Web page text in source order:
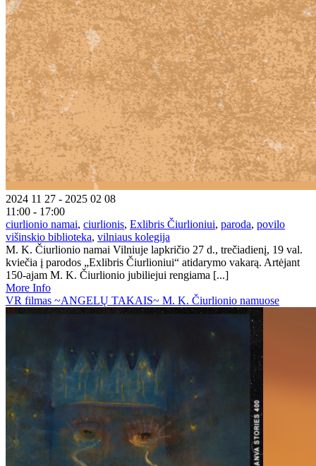
2024 11 27 - 2025 02 08
11:00 - 17:00
ciurlionio namai, ciurlionis, Exlibris Čiurlioniui, paroda, povilo
višinskio biblioteka, vilniaus kolegija
M. K. Čiurlionio namai Vilniuje lapkričio 27 d., trečiadienį, 19 val.
kviečia į parodos „Exlibris Čiurlioniui“ atidarymo vakarą. Artėjant
150-ajam M. K. Čiurlionio jubiliejui rengiama [...]
More Info
VR filmas ~ANGELŲ TAKAIS~ M. K. Čiurlionio namuose